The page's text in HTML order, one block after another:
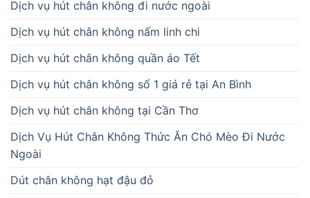
Dịch vụ hút chân không đi nước ngoài
Dịch vụ hút chân không nấm linh chi
Dịch vụ hút chân không quần áo Tết
Dịch vụ hút chân không số 1 giá rẻ tại An Bình
Dịch vụ hút chân không tại Cần Thơ
Dịch Vụ Hút Chân Không Thức Ăn Chó Mèo Đi Nước
Ngoài
Dút chân không hạt đậu đỏ